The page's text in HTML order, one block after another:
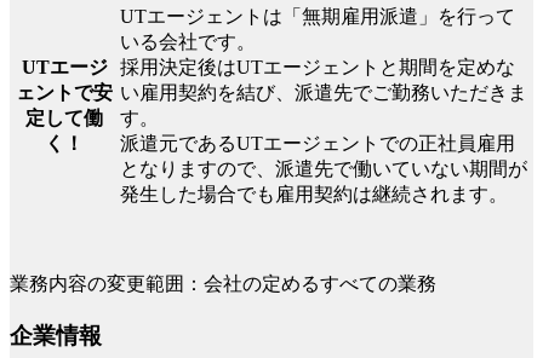
UTエージ
ェントで安
定して働
く！
UTエージェントは「無期雇用派遣」を行って
いる会社です。
採用決定後はUTエージェントと期間を定めな
い雇用契約を結び、派遣先でご勤務いただきま
す。
派遣元であるUTエージェントでの正社員雇用
となりますので、派遣先で働いていない期間が
発生した場合でも雇用契約は継続されます。
業務内容の変更範囲：会社の定めるすべての業務
企業情報